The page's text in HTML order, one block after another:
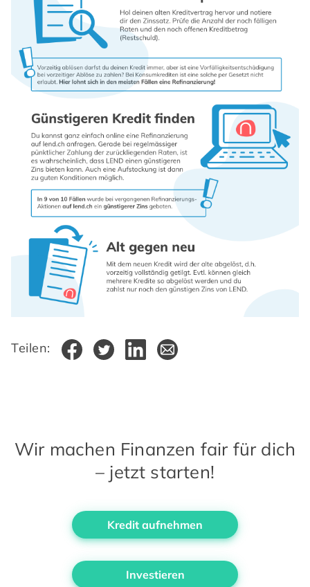
Teilen:
Wir machen Finanzen fair für dich
– jetzt starten!
Kredit aufnehmen
Investieren